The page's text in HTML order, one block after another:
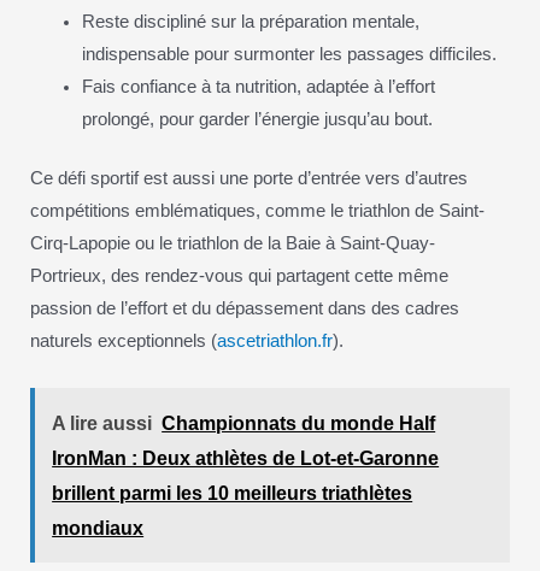
Reste discipliné sur la préparation mentale,
indispensable pour surmonter les passages difficiles.
Fais confiance à ta nutrition, adaptée à l’effort
prolongé, pour garder l’énergie jusqu’au bout.
Ce défi sportif est aussi une porte d’entrée vers d’autres
compétitions emblématiques, comme le triathlon de Saint-
Cirq-Lapopie ou le triathlon de la Baie à Saint-Quay-
Portrieux, des rendez-vous qui partagent cette même
passion de l’effort et du dépassement dans des cadres
naturels exceptionnels (ascetriathlon.fr).
A lire aussi Championnats du monde Half
IronMan : Deux athlètes de Lot-et-Garonne
brillent parmi les 10 meilleurs triathlètes
mondiaux